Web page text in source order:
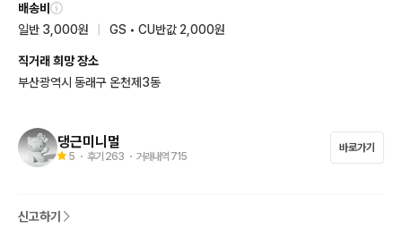
🐾 직거 : 부산 사직역 ~ 미남역 부근
배송비
일반 3,000원
GS • CU반값 2,000원
직거래 희망 장소
부산광역시 동래구 온천제3동
댕근미니멀
5 ・ 후기 263 ・ 거래내역 715
바로가기
신고하기